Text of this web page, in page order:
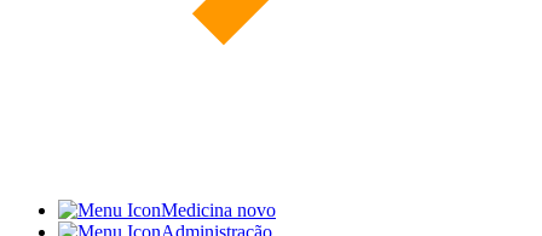
Medicina novo
Administração